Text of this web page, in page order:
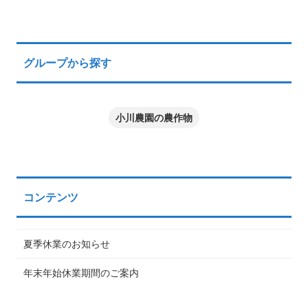
グループから探す
小川農園の農作物
コンテンツ
夏季休業のお知らせ
年末年始休業期間のご案内